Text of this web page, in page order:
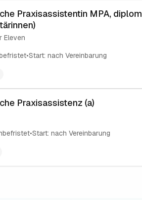
Praxisassistentin MPA,
Eleven
•Start: nach Vereinbarung
Praxisassistenz (a)
•Start: nach Vereinbarung